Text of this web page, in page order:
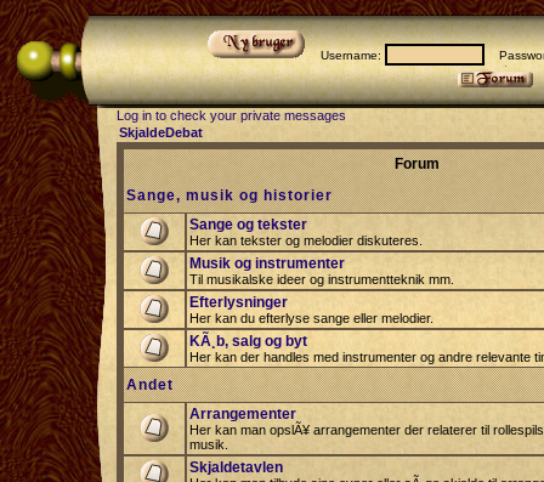
Username:
Log in to check your private messages
SkjaldeDebat
Forum
Sange, musik og historier
Sange og tekster
Her kan tekster og melodier diskuteres.
Musik og instrumenter
Til musikalske ideer og instrumentteknik mm.
Efterlysninger
Her kan du efterlyse sange eller melodier.
KÃ¸b, salg og byt
Her kan der handles med instrumenter og andre relevante
Andet
Arrangementer
Her kan man opslÃ¥ arrangementer der relaterer til
musik.
Skjaldetavlen